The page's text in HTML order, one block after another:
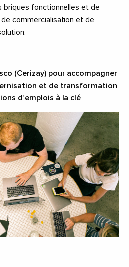
briques fonctionnelles et de
commercialisation et de
(Cerizay) pour accompagner
et de transformation
d’emplois à la clé